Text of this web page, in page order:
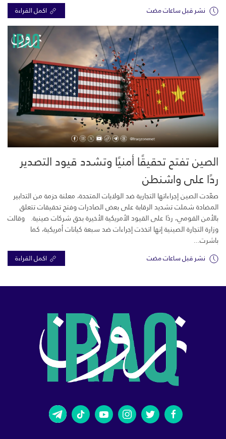
نشر قبل ساعات مضت اكمل القراءة
الصين تفتح تحقيقًا أمنيًا وتشدد قيود التصدير
ردًا على واشنطن
صعّدت الصين إجراءاتها التجارية ضد الولايات المتحدة، معلنة حزمة من التدابير
المضادة شملت تشديد الرقابة على بعض الصادرات وفتح تحقيقات تتعلق
بالأمن القومي، ردًا على القيود الأمريكية الأخيرة بحق شركات صينية. وقالت
وزارة التجارة الصينية إنها اتخذت إجراءات ضد سبعة كيانات أمريكية، كما
باشرت...
نشر قبل ساعات مضت اكمل القراءة